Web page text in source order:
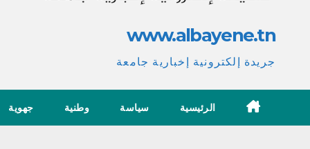
www.albayene.tn
جريدة إلكترونية إخبارية جامعة
الرئيسية سياسة وطنية جهوية